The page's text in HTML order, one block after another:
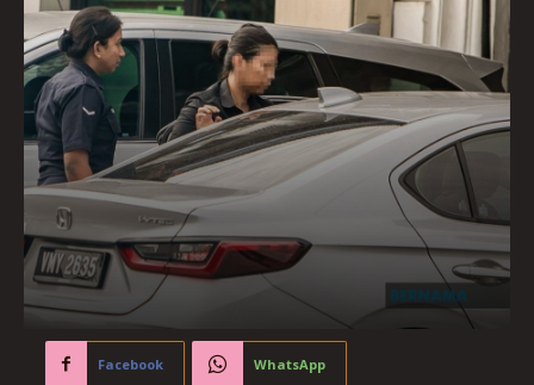
Facebook WhatsApp